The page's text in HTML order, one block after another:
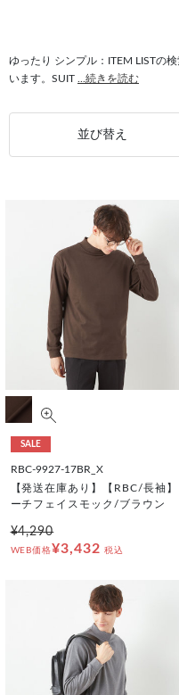
#ジャ
ゆったり シンプル：ITEM LISTの
います。SUIT
...続きを読む
並び替え
SALE
RBC-9927-17BR_X
【発送在庫あり】【RBC/長袖
ーチフェイスモック/ブラウン
¥4,290
WEB価格¥3,432 税込